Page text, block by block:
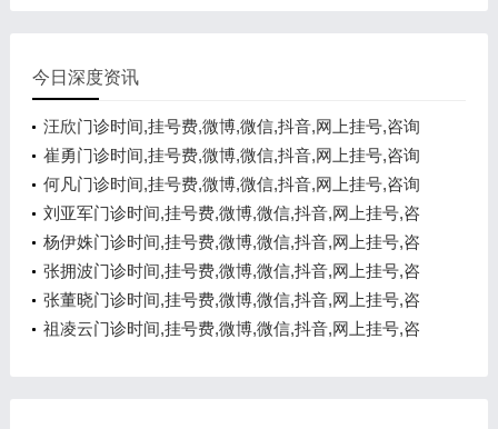
今日深度资讯
汪欣门诊时间,挂号费,微博,微信,抖音,网上挂号,咨询
电话,在线咨询
崔勇门诊时间,挂号费,微博,微信,抖音,网上挂号,咨询
电话,在线咨询
何凡门诊时间,挂号费,微博,微信,抖音,网上挂号,咨询
电话,在线咨询
刘亚军门诊时间,挂号费,微博,微信,抖音,网上挂号,咨
询电话,在线咨询
杨伊姝门诊时间,挂号费,微博,微信,抖音,网上挂号,咨
询电话,在线咨询
张拥波门诊时间,挂号费,微博,微信,抖音,网上挂号,咨
询电话,在线咨询
张董晓门诊时间,挂号费,微博,微信,抖音,网上挂号,咨
询电话,在线咨询
祖凌云门诊时间,挂号费,微博,微信,抖音,网上挂号,咨